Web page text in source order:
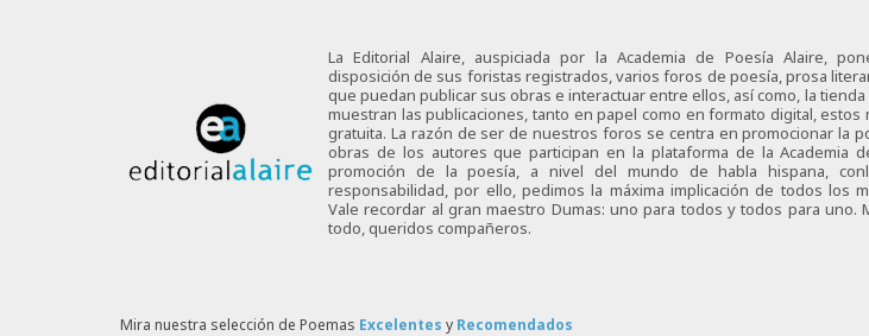
La Editorial Alaire, auspiciada por la Academia de Poesía Alaire,
disposición de sus foristas registrados, varios foros de poesía, prosa
que puedan publicar sus obras e interactuar entre ellos, así como, la
muestran las publicaciones, tanto en papel como en formato digital, estos
gratuita. La razón de ser de nuestros foros se centra en promocionar la
obras de los autores que participan en la plataforma de la Academia
promoción de la poesía, a nivel del mundo de habla hispana,
responsabilidad, por ello, pedimos la máxima implicación de todos los
Vale recordar al gran maestro Dumas: uno para todos y todos para uno.
todo, queridos compañeros.
Mira nuestra selección de Poemas Excelentes y Recomendados